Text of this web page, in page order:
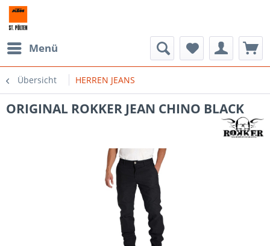
Menü
Übersicht HERREN JEANS
ORIGINAL ROKKER JEAN CHINO BLACK